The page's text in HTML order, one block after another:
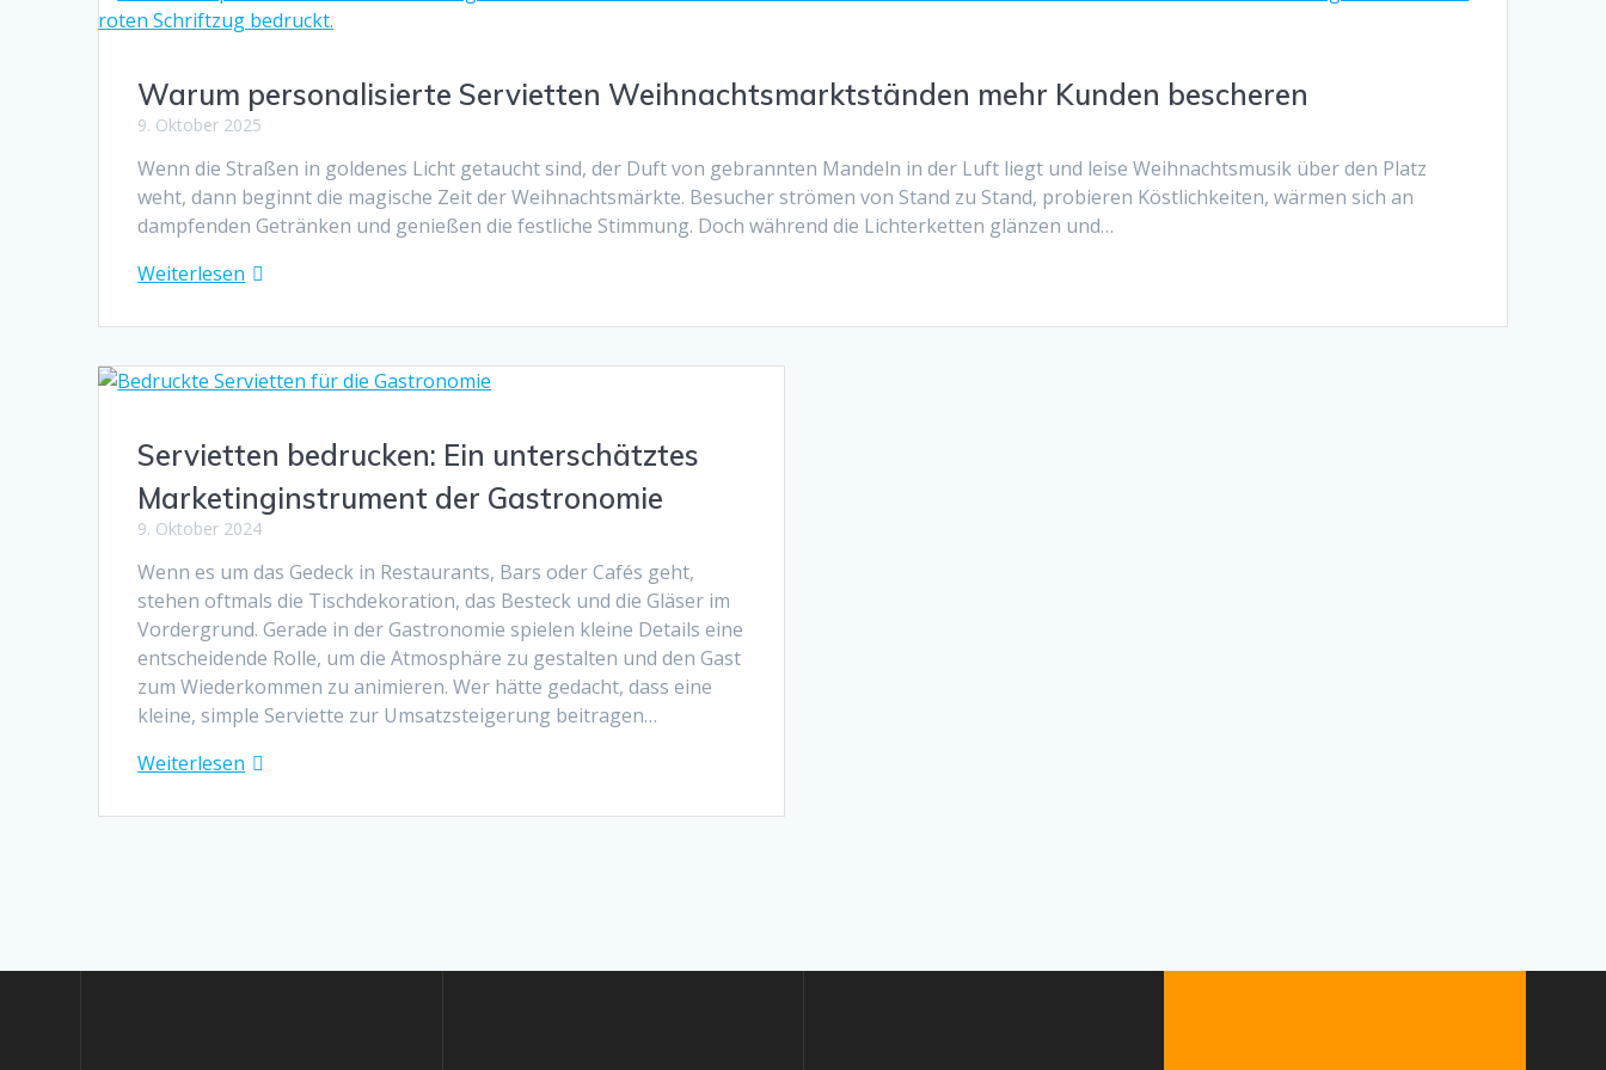
Warum personalisierte Servietten Weihnachtsmarktständen mehr Kunden bescheren
9. Oktober 2025
Wenn die Straßen in goldenes Licht getaucht sind, der Duft von gebrannten Mandeln in der Luft liegt und leise Weihnachtsmusik über den Platz
weht, dann beginnt die magische Zeit der Weihnachtsmärkte. Besucher strömen von Stand zu Stand, probieren Köstlichkeiten, wärmen sich an
dampfenden Getränken und genießen die festliche Stimmung. Doch während die Lichterketten glänzen und…
Weiterlesen
Servietten bedrucken: Ein unterschätztes
Marketinginstrument der Gastronomie
9. Oktober 2024
Wenn es um das Gedeck in Restaurants, Bars oder Cafés geht,
stehen oftmals die Tischdekoration, das Besteck und die Gläser im
Vordergrund. Gerade in der Gastronomie spielen kleine Details eine
entscheidende Rolle, um die Atmosphäre zu gestalten und den Gast
zum Wiederkommen zu animieren. Wer hätte gedacht, dass eine
kleine, simple Serviette zur Umsatzsteigerung beitragen…
Weiterlesen